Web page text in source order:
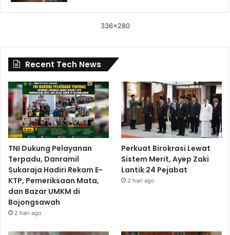
336x280
Recent Tech News
TNI Dukung Pelayanan
Terpadu, Danramil
Sukaraja Hadiri Rekam E-
KTP, Pemeriksaan Mata,
dan Bazar UMKM di
Bojongsawah
2 hari ago
Perkuat Birokrasi Lewat
Sistem Merit, Ayep Zaki
Lantik 24 Pejabat
2 hari ago